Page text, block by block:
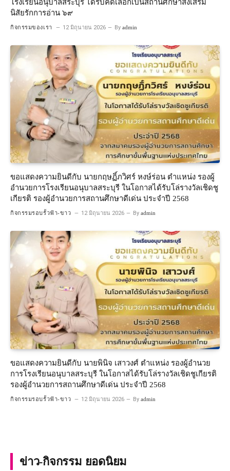
โรงเรียนอนุบาลสระบุรี ได้รับคัดเลือกเป็นสถานศึกษาส่งเสริม
นิสัยรักการอ่าน ๖๙
กิจกรรมของเรา 12 มิถุนายน 2026 By admin
ขอแสดงความยินดีกับ นายกฤษฏิ์ภวิศร์ หงษ์ร่อน ตำแหน่ง รองผู้
อำนวยการโรงเรียนอนุบาลสระบุรี ในโอกาสได้รับโล่รางวัลเชิดชู
เกียรติ รองผู้อำนวยการสถานศึกษาดีเด่น ประจำปี 2568
กิจกรรมรอบรั้วฟ้า-ขาว 12 มิถุนายน 2026 By admin
ขอแสดงความยินดีกับ นายพินิจ เสาวงศ์ ตำแหน่ง รองผู้อำนวย
การโรงเรียนอนุบาลสระบุรี ในโอกาสได้รับโล่รางวัลเชิดชูเกียรติ
รองผู้อำนวยการสถานศึกษาดีเด่น ประจำปี 2568
กิจกรรมรอบรั้วฟ้า-ขาว 12 มิถุนายน 2026 By admin
ข่าว-กิจกรรม ยอดนิยม